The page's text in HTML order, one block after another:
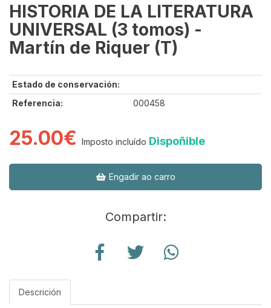
HISTORIA DE LA LITERATURA
UNIVERSAL (3 tomos) -
Martín de Riquer (T)
Estado de conservación:
Referencia:
000458
25.00€ Imposto incluído Dispoñible
Engadir ao carro
Compartir:
Descrición